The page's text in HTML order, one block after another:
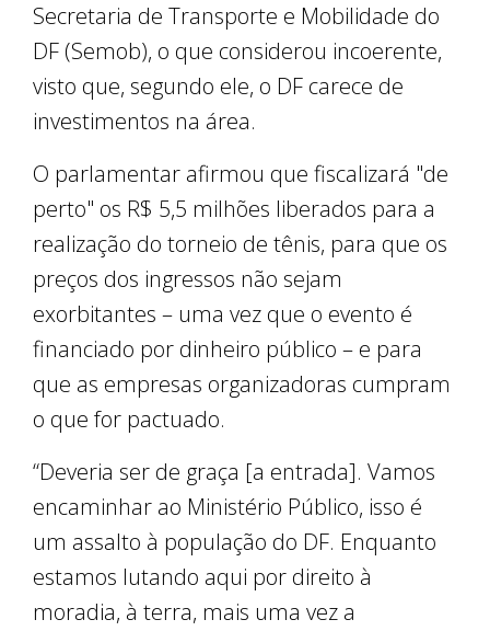
Secretaria de Transporte e Mobilidade do
DF (Semob), o que considerou incoerente,
visto que, segundo ele, o DF carece de
investimentos na área.
O parlamentar afirmou que fiscalizará "de
perto" os R$ 5,5 milhões liberados para a
realização do torneio de tênis, para que os
preços dos ingressos não sejam
exorbitantes – uma vez que o evento é
financiado por dinheiro público – e para
que as empresas organizadoras cumpram
o que for pactuado.
“Deveria ser de graça [a entrada]. Vamos
encaminhar ao Ministério Público, isso é
um assalto à população do DF. Enquanto
estamos lutando aqui por direito à
moradia, à terra, mais uma vez a